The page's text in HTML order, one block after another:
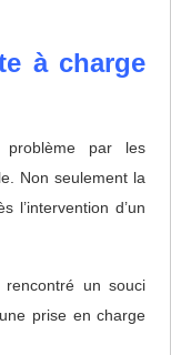
à charge
problème par les
Non seulement la
l’intervention d’un
un souci
prise en charge